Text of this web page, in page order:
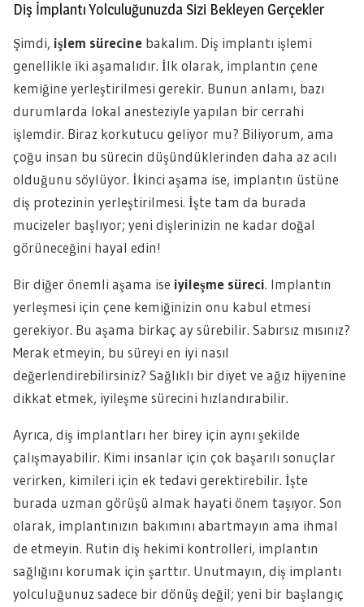
Diş İmplantı Yolculuğunuzda Sizi Bekleyen Gerçekler
Şimdi, işlem sürecine bakalım. Diş implantı işlemi
genellikle iki aşamalıdır. İlk olarak, implantın çene
kemiğine yerleştirilmesi gerekir. Bunun anlamı, bazı
durumlarda lokal anesteziyle yapılan bir cerrahi
işlemdir. Biraz korkutucu geliyor mu? Biliyorum, ama
çoğu insan bu sürecin düşündüklerinden daha az acılı
olduğunu söylüyor. İkinci aşama ise, implantın üstüne
diş protezinin yerleştirilmesi. İşte tam da burada
mucizeler başlıyor; yeni dişlerinizin ne kadar doğal
görüneceğini hayal edin!
Bir diğer önemli aşama ise iyileşme süreci. Implantın
yerleşmesi için çene kemiğinizin onu kabul etmesi
gerekiyor. Bu aşama birkaç ay sürebilir. Sabırsız mısınız?
Merak etmeyin, bu süreyi en iyi nasıl
değerlendirebilirsiniz? Sağlıklı bir diyet ve ağız hijyenine
dikkat etmek, iyileşme sürecini hızlandırabilir.
Ayrıca, diş implantları her birey için aynı şekilde
çalışmayabilir. Kimi insanlar için çok başarılı sonuçlar
verirken, kimileri için ek tedavi gerektirebilir. İşte
burada uzman görüşü almak hayati önem taşıyor. Son
olarak, implantınızın bakımını abartmayın ama ihmal
de etmeyin. Rutin diş hekimi kontrolleri, implantın
sağlığını korumak için şarttır. Unutmayın, diş implantı
yolculuğunuz sadece bir dönüş değil; yeni bir başlangıç